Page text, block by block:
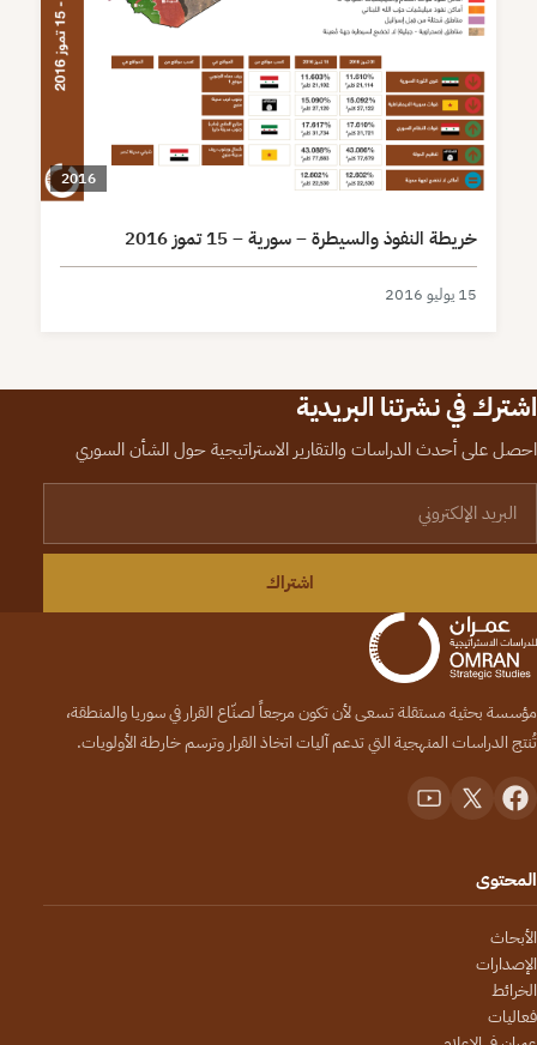
2016
خريطة النفوذ والسيطرة – سورية – 15 تموز 2016
15 يوليو 2016
اشترك في نشرتنا البريدية
احصل على أحدث الدراسات والتقارير الاستراتيجية حول الشأن السوري
اشتراك
مؤسسة بحثية مستقلة تسعى لأن تكون مرجعاً لصنّاع القرار في سوريا والمنطقة،
تُنتج الدراسات المنهجية التي تدعم آليات اتخاذ القرار وترسم خارطة الأولويات.
المحتوى
الأبحاث
الإصدارات
الخرائط
فعاليات